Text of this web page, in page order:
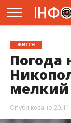
ГОЛОВНА
ЖИТТЯ
ВЛАДА
ГРОШІ
ТРЕШ
ПРЕС-
РЕЛІЗИ
РЕКЛАМА
ПРОЕКТИ
ЖИТТЯ
Погода
мелкий
Опубліковано